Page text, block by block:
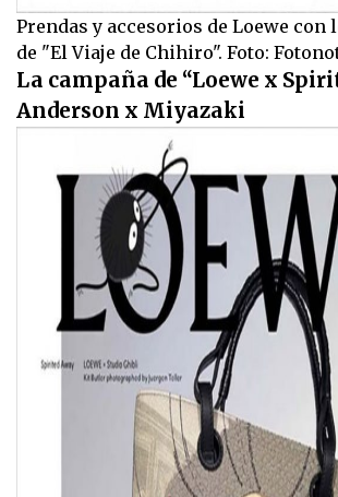
Prendas y accesorios de Loewe con
de "El Viaje de Chihiro". Foto:
La campaña de “Loewe x
Anderson x Miyazaki